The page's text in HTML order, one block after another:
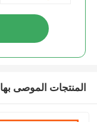
المنتجات الموصى بها